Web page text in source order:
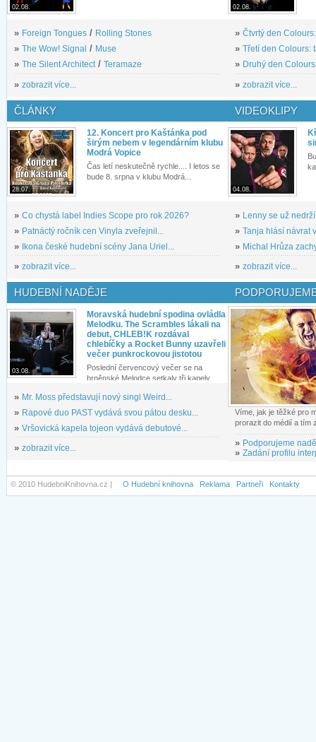
02.08.
» Foreign Tongues / Rolling Stones
» The Wow! Signal / Muse
» The Silent Architect/ Teramaze
» zobrazit více...
02.08.
» Čtvrtý den
» Třetí den Colours:
» Druhý den
» zobrazit více...
ČLÁNKY
28.07.
12. Koncert pro Kaštánka pod
širým nebem v legendárním klubu
Modrá Vopice
Čas letí neskutečně rychle.... I letos se
bude 8. srpna v klubu Modrá...
» Co chystá label Indies Scope pro rok 2026?
» Patnáctý ročník cen Vinyla zveřejnil...
» Ikona české hudební scény Jana Uriel...
» zobrazit více...
VIDEOKLIPY
04.08.
» Lenny se už
» Tanja hlásí návrat
» Michal Hrůza
» zobrazit více...
HUDEBNÍ NADĚJE
03.08.
Moravská hudební spodina ovládla
Melodku. The Scrambles lákali na
debut, CHLEB!K rozdával
chlebíčky a Rocket Bunny uzavřeli
večer punkrockovou jistotou
Poslední červencový večer se na
brněnské Melodce setkaly tři kapely...
» Mr. Moss představují nový singl Weird...
» Rapové duo PAST vydává svou pátou desku...
» Vršovická kapela tojeon vydává debutové...
» zobrazit více...
Víme, jak je těžké pro
prorazit do médií a tím
» Podporujeme
» Zadání profilu
© 2010 HudebniKnihovna.cz | O Hudební knihovna Reklama Partneři Kontakty